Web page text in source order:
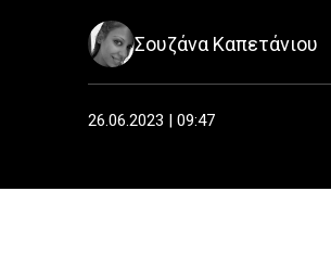
Σουζάνα Καπετάνιου
26.06.2023 | 09:47